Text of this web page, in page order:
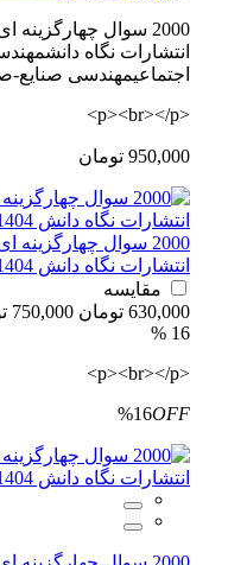
انتشارات نگاه
اجتماعیمهندسی
<p><br></p>
950,000 تومان
2000 سوال
انتشارات نگاه دانش 1404
مقایسه
630,000 تومان
750,000 تومان
16 %
<p><br></p>
%16OFF